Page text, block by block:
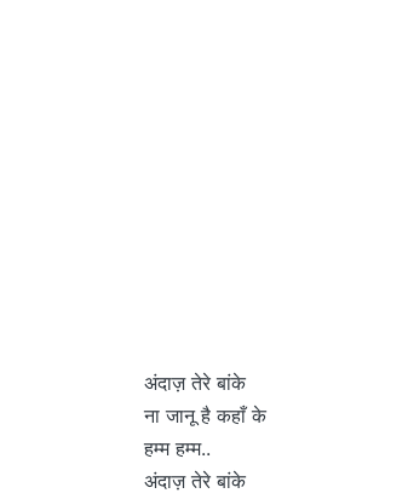
अंदाज़ तेरे बांके
ना जानू है कहाँ के
हम्म हम्म..
अंदाज़ तेरे बांके